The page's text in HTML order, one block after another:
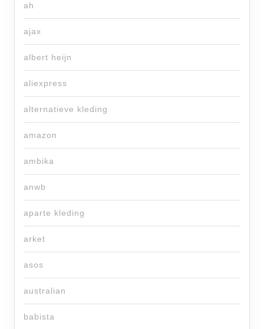
ah
ajax
albert heijn
aliexpress
alternatieve kleding
amazon
ambika
anwb
aparte kleding
arket
asos
australian
babista